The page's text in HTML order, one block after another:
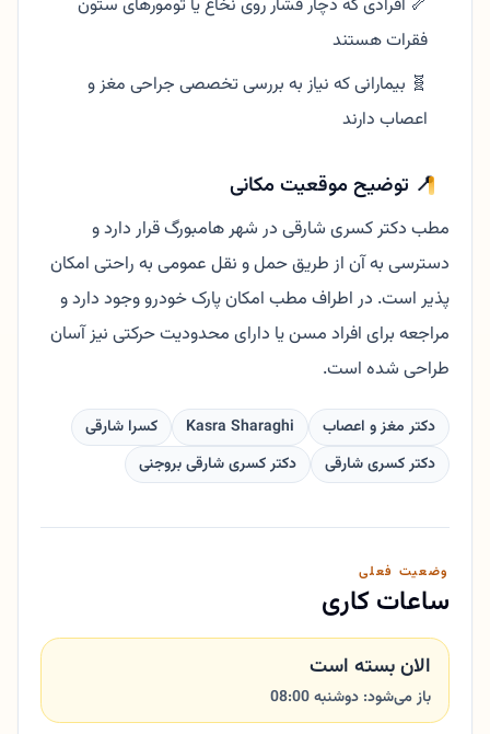
🦴 افرادی که دچار فشار روی نخاع یا تومورهای ستون
فقرات هستند
🧬 بیمارانی که نیاز به بررسی تخصصی جراحی مغز و
اعصاب دارند
📍 توضیح موقعیت مکانی
مطب دکتر کسری شارقی در شهر هامبورگ قرار دارد و
دسترسی به آن از طریق حمل و نقل عمومی به راحتی امکان
پذیر است. در اطراف مطب امکان پارک خودرو وجود دارد و
مراجعه برای افراد مسن یا دارای محدودیت حرکتی نیز آسان
طراحی شده است.
دکتر مغز و اعصاب Kasra Sharaghi
کسرا شارقی
دکتر کسری شارقی
دکتر کسری شارقی بروجنی
وضعیت فعلی
ساعات کاری
الان بسته است
باز می‌شود: دوشنبه 08:00